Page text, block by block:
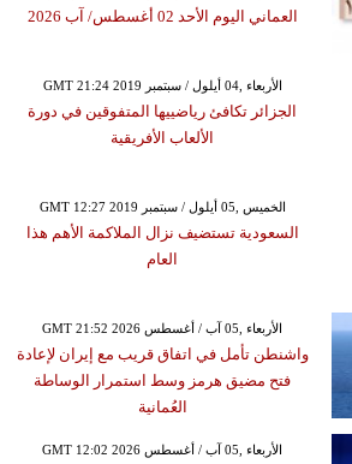
العماني اليوم الأحد 02 أغسطس/ آب 2026
GMT 21:24 2019 الأربعاء ,04 أيلول / سبتمبر
الجزائر تكافئ رياضييها المتفوقين في دورة
الألعاب الأفريقية
GMT 12:27 2019 الخميس ,05 أيلول / سبتمبر
السعودية تستضيف نزال الملاكمة الأهم هذا
العام
GMT 21:52 2026 الأربعاء ,05 آب / أغسطس
واشنطن تأمل في اتفاق قريب مع إيران لإعادة
فتح مضيق هرمز وسط استمرار الوساطة
العُمانية
GMT 12:02 2026 الأربعاء ,05 آب / أغسطس